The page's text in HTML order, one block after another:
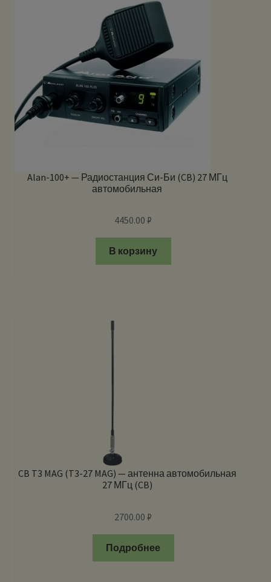
Alan-100+ — Радиостанция Си-Би (CB) 27 МГц
автомобильная
4450.00₽
В корзину
CB T3 MAG (T3-27 MAG) — антенна автомобильная
27 МГц (CB)
2700.00₽
Подробнее